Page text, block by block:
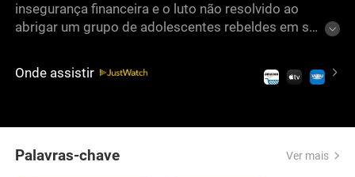
insegurança financeira e o luto não resolvido ao
abrigar um grupo de adolescentes rebeldes em seu
Onde assistir
Palavras-chave Ver mais